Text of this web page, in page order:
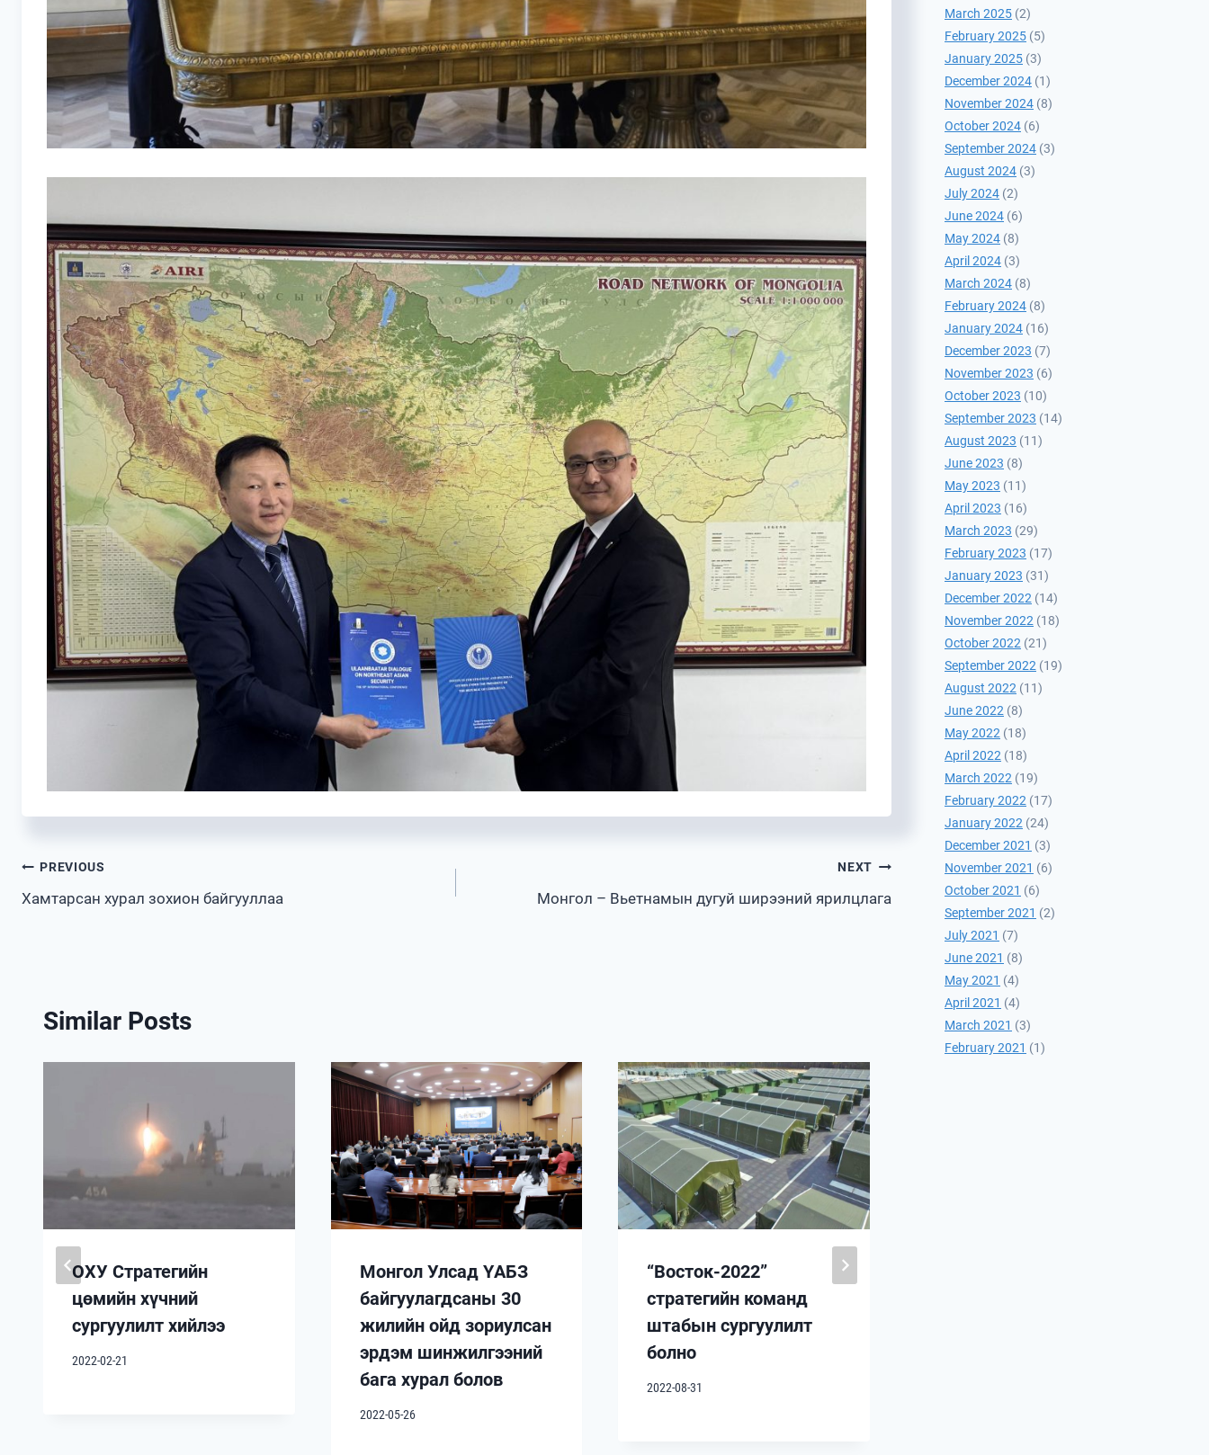
Post
navigation
PREVIOUS
Хамтарсан хурал зохион байгууллаа
NEXT
Монгол – Вьетнамын дугуй ширээний ярилцлага
Similar Posts
ОХУ Стратегийн
цөмийн хүчний
сургуулилт хийлээ
2022-02-21
Монгол Улсад ҮАБЗ
байгуулагдсаны 30
жилийн ойд зориулсан
эрдэм шинжилгээний
бага хурал болов
2022-05-26
“Восток-2022”
стратегийн команд
штабын сургуулилт
болно
2022-08-31
March 2025 (2)
February 2025 (5)
January 2025 (3)
December 2024 (1)
November 2024 (8)
October 2024 (6)
September 2024 (3)
August 2024 (3)
July 2024 (2)
June 2024 (6)
May 2024 (8)
April 2024 (3)
March 2024 (8)
February 2024 (8)
January 2024 (16)
December 2023 (7)
November 2023 (6)
October 2023 (10)
September 2023 (14)
August 2023 (11)
June 2023 (8)
May 2023 (11)
April 2023 (16)
March 2023 (29)
February 2023 (17)
January 2023 (31)
December 2022 (14)
November 2022 (18)
October 2022 (21)
September 2022 (19)
August 2022 (11)
June 2022 (8)
May 2022 (18)
April 2022 (18)
March 2022 (19)
February 2022 (17)
January 2022 (24)
December 2021 (3)
November 2021 (6)
October 2021 (6)
September 2021 (2)
July 2021 (7)
June 2021 (8)
May 2021 (4)
April 2021 (4)
March 2021 (3)
February 2021 (1)